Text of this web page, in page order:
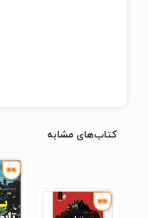
کتاب‌های مشابه